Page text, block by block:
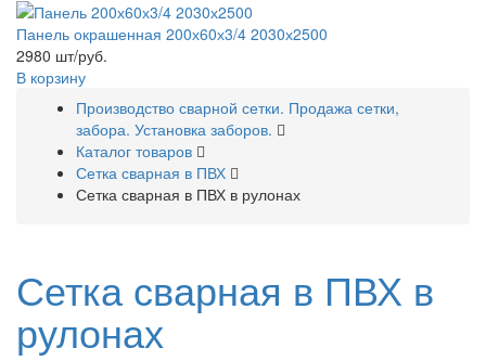
Панель окрашенная 200х60х3/4 2030х2500
2980 шт/руб.
В корзину
Производство сварной сетки. Продажа сетки,
забора. Установка заборов.
Каталог товаров
Сетка сварная в ПВХ
Сетка сварная в ПВХ в рулонах
Сетка сварная в ПВХ в
рулонах